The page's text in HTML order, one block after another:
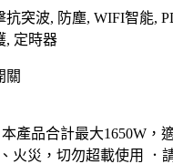
抗突波, 防塵, WIFI智能,
, 定時器
關
產品合計最大1650W，
火災，切勿超載使用 ．